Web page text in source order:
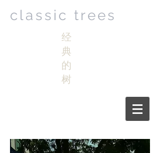
classic trees
经
典
的
树